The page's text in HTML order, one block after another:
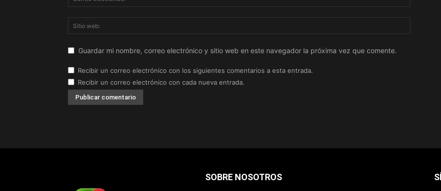
Guardar mi nombre, correo electrónico y sitio web en este navegador la próxima vez que comente.
Recibir un correo electrónico con los siguientes comentarios a esta entrada.
Recibir un correo electrónico con cada nueva entrada.
SOBRE NOSOTROS